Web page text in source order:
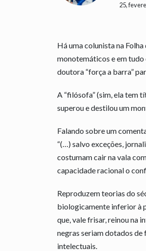
25,
Há uma colunista na
monotemáticos e em tudo
doutora “força a barra”
A “filósofa” (sim, ela tem
superou e destilou um
Falando sobre um
“(…) salvo exceções,
costumam cair na vala
capacidade racional o
Reproduzem teorias do
biologicamente inferior à
que, vale frisar, reinou na
negras seriam dotados de
intelectuais.